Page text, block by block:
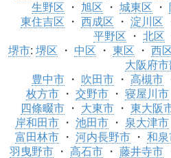
生野区
旭区 城東区
東住吉区
西成区 淀川区
平野区
北区
堺市: 堺区 中区 東区 西
大阪府市
豊中市
吹田市 高槻市
枚方市
交野市 寝屋川市
四條畷市
大東市 東大阪
岸和田市
池田市 泉大津市
富田林市
河内長野市 和泉
羽曳野市
高石市 藤井寺市